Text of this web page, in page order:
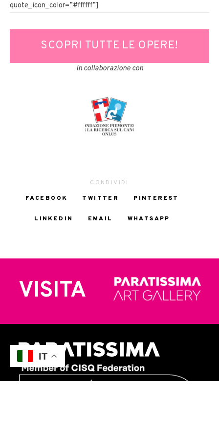
quote_icon_color=”#ffffff”]
SCOPRI TUTTE LE OPERE!
In collaborazione con
CONDIVIDI
FACEBOOK
TWITTER PINTEREST
LINKEDIN EMAIL WHATSAPP
VISITA
IT